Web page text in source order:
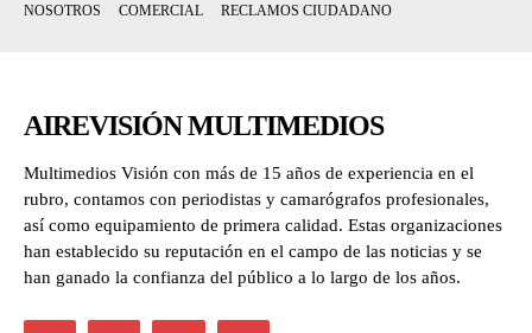
NOSOTROS COMERCIAL RECLAMOS CIUDADANO
AIREVISIÓN MULTIMEDIOS
Multimedios Visión con más de 15 años de experiencia en el
rubro, contamos con periodistas y camarógrafos profesionales,
así como equipamiento de primera calidad. Estas organizaciones
han establecido su reputación en el campo de las noticias y se
han ganado la confianza del público a lo largo de los años.